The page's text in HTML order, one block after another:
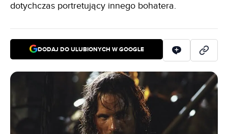
dotychczas portretujący innego bohatera.
DODAJ DO ULUBIONYCH W GOOGLE